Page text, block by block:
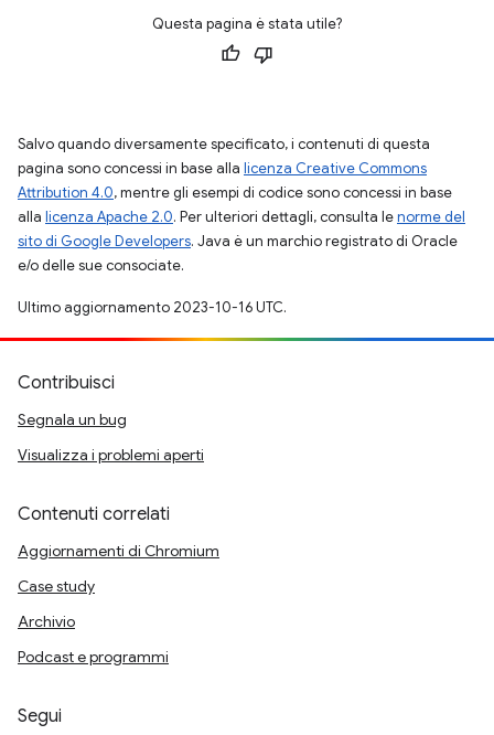
Questa pagina è stata utile?
Salvo quando diversamente specificato, i contenuti di questa
pagina sono concessi in base alla licenza Creative Commons
Attribution 4.0, mentre gli esempi di codice sono concessi in base
alla licenza Apache 2.0. Per ulteriori dettagli, consulta lenorme del
sito di Google Developers. Java è un marchio registrato di Oracle
e/o delle sue consociate.
Ultimo aggiornamento 2023-10-16 UTC.
Contribuisci
Segnala un bug
Visualizza i problemi aperti
Contenuti correlati
Aggiornamenti di Chromium
Case study
Archivio
Podcast e programmi
Segui